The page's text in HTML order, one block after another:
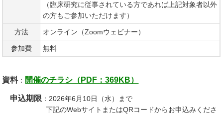
（臨床研究に従事されている方であれば上記対象者以外
の方もご参加いただけます）
方法 オンライン（Zoomウェビナー）
参加費 無料
資料： 開催のチラシ（PDF：369KB）
申込期限 ：2026年6月10日（水）まで
下記のWebサイトまたはQRコードからお申込みくださ